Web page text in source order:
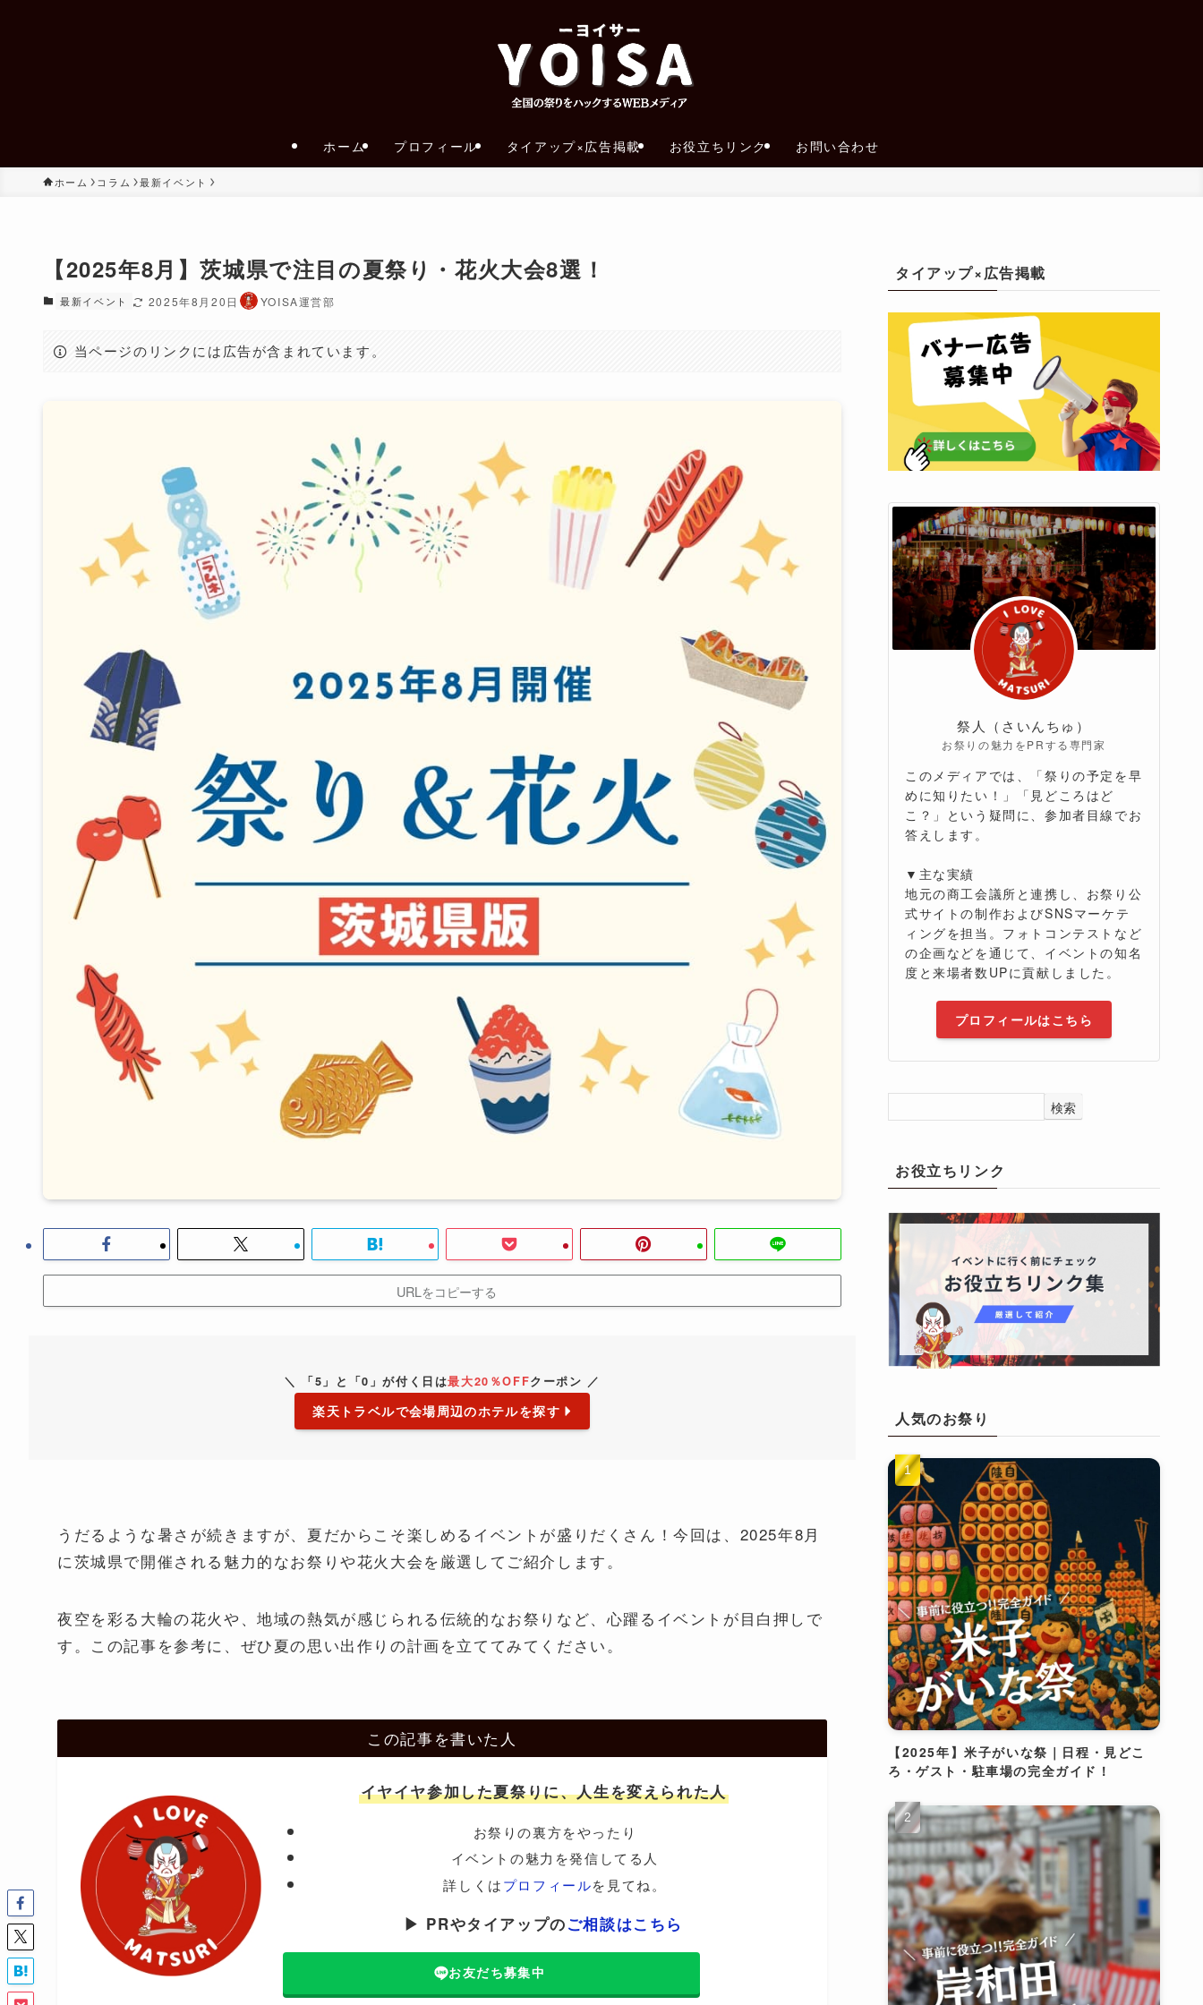
ホーム プロフィール タイアップ×広告掲載 お役立ちリンク お問い合わせ
ホーム コラム 最新イベント
【2025年8月】茨城県で注目の夏祭り・花火大会8選！
最新イベント 2025年8月20日 YOISA運営部
当ページのリンクには広告が含まれています。
URLをコピーする
＼ 「5」と「0」が付く日は最大20％OFFクーポン ／
楽天トラベルで会場周辺のホテルを探す
うだるような暑さが続きますが、夏だからこそ楽しめるイベントが盛りだくさん！今回は、2025年8月
に茨城県で開催される魅力的なお祭りや花火大会を厳選してご紹介します。
夜空を彩る大輪の花火や、地域の熱気が感じられる伝統的なお祭りなど、心躍るイベントが目白押しで
す。この記事を参考に、ぜひ夏の思い出作りの計画を立ててみてください。
この記事を書いた人
イヤイヤ参加した夏祭りに、人生を変えられた人
お祭りの裏方をやったり
イベントの魅力を発信してる人
詳しくはプロフィールを見てね。
▶ PRやタイアップのご相談はこちら
お友だち募集中
タイアップ×広告掲載
祭人（さいんちゅ）
お祭りの魅力をPRする専門家
このメディアでは、「祭りの予定を早
めに知りたい！」「見どころはど
こ？」という疑問に、参加者目線でお
答えします。
▼主な実績
地元の商工会議所と連携し、お祭り公
式サイトの制作およびSNSマーケテ
ィングを担当。フォトコンテストなど
の企画などを通じて、イベントの知名
度と来場者数UPに貢献しました。
プロフィールはこちら
検索
お役立ちリンク
人気のお祭り
【2025年】米子がいな祭｜日程・見どこ
ろ・ゲスト・駐車場の完全ガイド！